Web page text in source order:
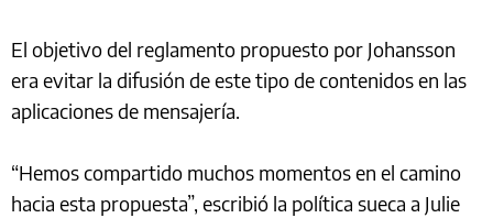
El objetivo del reglamento propuesto por Johansson
era evitar la difusión de este tipo de contenidos en las
aplicaciones de mensajería.
“Hemos compartido muchos momentos en el camino
hacia esta propuesta”, escribió la política sueca a Julie